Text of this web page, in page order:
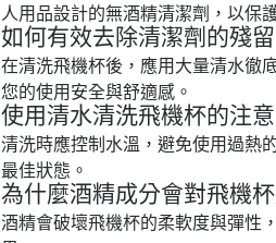
人用品設計的無酒精清潔劑，以保
如何有效去除清潔劑的殘留
在清洗飛機杯後，應用大量清水徹
您的使用安全與舒適感。
使用清水清洗飛機杯的注
清洗時應控制水溫，避免使用過熱
最佳狀態。
為什麼酒精成分會對飛機
酒精會破壞飛機杯的柔軟度與彈性